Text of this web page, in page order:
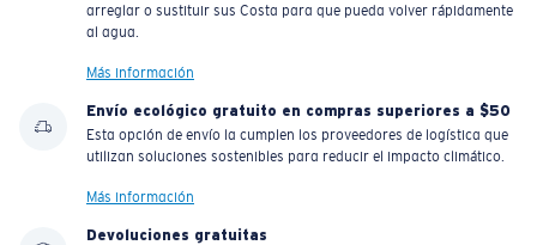
arreglar o sustituir sus Costa para que pueda volver rápidamente
al agua.
Más información
Envío ecológico gratuito en compras superiores a $50
Esta opción de envío la cumplen los proveedores de logística que
utilizan soluciones sostenibles para reducir el impacto climático.
Más información
Devoluciones gratuitas